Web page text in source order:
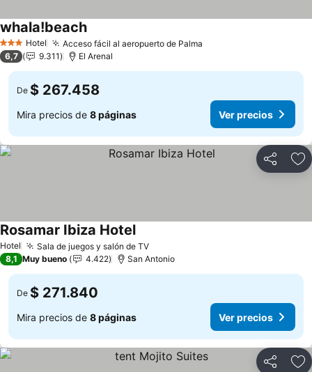
3 Estrellas
Hotel Acceso fácil al aeropuerto de Palma
whala!beachVer precios
6,7 9.311 El Arenal
De $ 267.458
Mira precios de 8 páginas Ver precios
Compartir
Hotel Sala de juegos y salón de TVVer precios
Rosamar Ibiza HotelVer precios
8,1 Muy bueno 4.422 San Antonio
De $ 271.840
Mira precios de 8 páginas Ver precios
Compartir